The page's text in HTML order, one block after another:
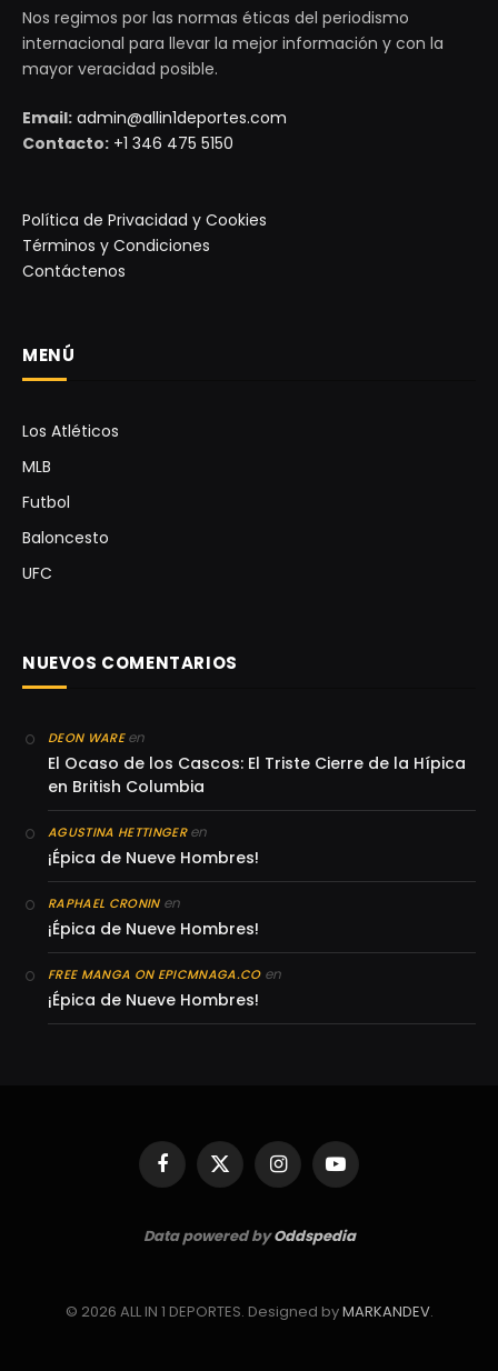
Nos regimos por las normas éticas del periodismo
internacional para llevar la mejor información y con la
mayor veracidad posible.
Email: admin@allin1deportes.com
Contacto: +1 346 475 5150
Política de Privacidad y Cookies
Términos y Condiciones
Contáctenos
MENÚ
Los Atléticos
MLB
Futbol
Baloncesto
UFC
NUEVOS COMENTARIOS
DEON WAREen
El Ocaso de los Cascos: El Triste Cierre de la Hípica
en British Columbia
AGUSTINA HETTINGERen
¡Épica de Nueve Hombres!
RAPHAEL CRONINen
¡Épica de Nueve Hombres!
FREE MANGA ON EPICMNAGA.COen
¡Épica de Nueve Hombres!
Facebook
X
(Twitter)
InstagramYouTube
Data powered byOddspedia
© 2026 ALL IN 1 DEPORTES. Designed byMARKANDEV.